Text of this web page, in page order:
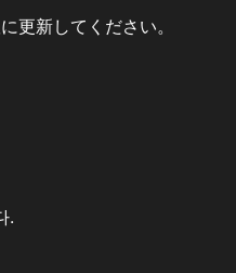
更新してください。
.